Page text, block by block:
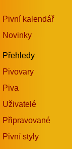
Pivní kalendář
Novinky
Přehledy
Pivovary
Piva
Uživatelé
Připravované
Pivní styly